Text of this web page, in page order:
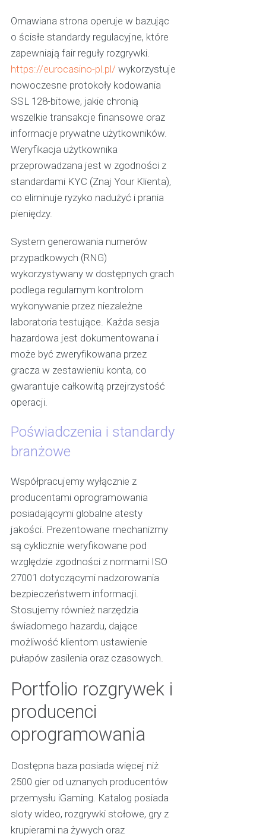
Omawiana strona operuje w bazując
o ścisłe standardy regulacyjne, które
zapewniają fair reguły rozgrywki.
https://eurocasino-pl.pl/ wykorzystuje
nowoczesne protokoły kodowania
SSL 128-bitowe, jakie chronią
wszelkie transakcje finansowe oraz
informacje prywatne użytkowników.
Weryfikacja użytkownika
przeprowadzana jest w zgodności z
standardami KYC (Znaj Your Klienta),
co eliminuje ryzyko nadużyć i prania
pieniędzy.
System generowania numerów
przypadkowych (RNG)
wykorzystywany w dostępnych grach
podlega regularnym kontrolom
wykonywanie przez niezależne
laboratoria testujące. Każda sesja
hazardowa jest dokumentowana i
może być zweryfikowana przez
gracza w zestawieniu konta, co
gwarantuje całkowitą przejrzystość
operacji.
Poświadczenia i standardy
branżowe
Współpracujemy wyłącznie z
producentami oprogramowania
posiadającymi globalne atesty
jakości. Prezentowane mechanizmy
są cyklicznie weryfikowane pod
względzie zgodności z normami ISO
27001 dotyczącymi nadzorowania
bezpieczeństwem informacji.
Stosujemy również narzędzia
świadomego hazardu, dające
możliwość klientom ustawienie
pułapów zasilenia oraz czasowych.
Portfolio rozgrywek i
producenci
oprogramowania
Dostępna baza posiada więcej niż
2500 gier od uznanych producentów
przemysłu iGaming. Katalog posiada
sloty wideo, rozgrywki stołowe, gry z
krupierami na żywych oraz